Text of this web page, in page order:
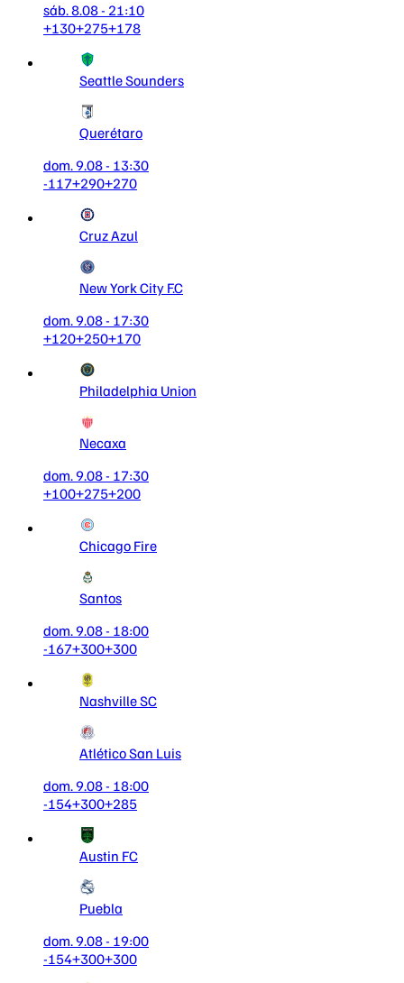
sáb. 8.08 - 21:10
+130+275+178
Seattle Sounders
Querétaro
dom. 9.08 - 13:30
-117+290+270
Cruz Azul
New York City F.C
dom. 9.08 - 17:30
+120+250+170
Philadelphia Union
Necaxa
dom. 9.08 - 17:30
+100+275+200
Chicago Fire
Santos
dom. 9.08 - 18:00
-167+300+300
Nashville SC
Atlético San Luis
dom. 9.08 - 18:00
-154+300+285
Austin FC
Puebla
dom. 9.08 - 19:00
-154+300+300